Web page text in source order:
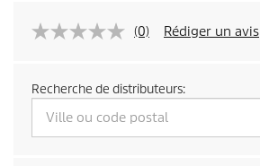
(0) Rédiger un avis
Recherche de distributeurs: